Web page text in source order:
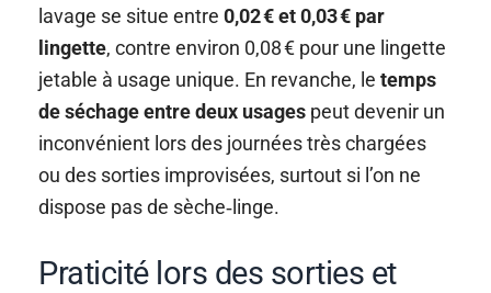
lavage se situe entre0,02 € et 0,03 € par
lingette, contre environ 0,08 € pour une lingette
jetable à usage unique. En revanche, letemps
de séchage entre deux usages peut devenir un
inconvénient lors des journées très chargées
ou des sorties improvisées, surtout si l’on ne
dispose pas de sèche‑linge.
Praticité lors des sorties et